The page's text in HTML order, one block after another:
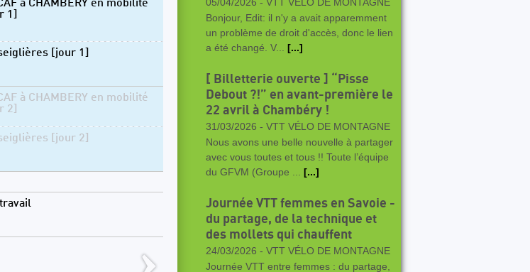
à CHAMBERY en mobilité
1]
[jour 1]
à CHAMBERY en mobilité
2]
[jour 2]
Bonjour, Edit: il n'y a avait apparemment
un problème de droit d'accès, donc le lien
a été changé. V... [...]
[ Billetterie ouverte ] “Pisse
Debout ?!” en avant-première le
22 avril à Chambéry !
31/03/2026 - VTT VÉLO DE MONTAGNE
Nous avons une belle nouvelle à partager
avec vous toutes et tous !! Toute l’équipe
du GFVM (Groupe ... [...]
Journée VTT femmes en Savoie -
du partage, de la technique et
des mollets qui chauffent
24/03/2026 - VTT VÉLO DE MONTAGNE
Journée VTT entre femmes : du partage,